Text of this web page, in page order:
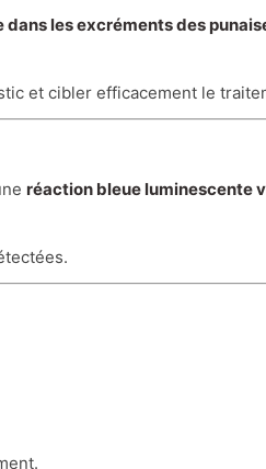
dans les excréments des
et cibler efficacement le
réaction bleue luminescente